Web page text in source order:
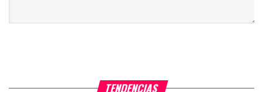
TENDENCIAS